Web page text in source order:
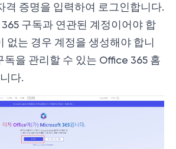
격 증명을 입력하여 로그인합니다.
구독과 연관된 계정이어야 합
없는 경우 계정을 생성해야 합니
독을 관리할 수 있는 Office 365 홈
다.